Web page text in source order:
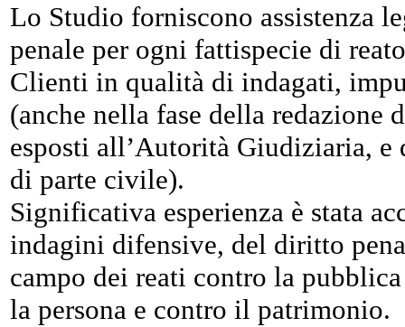
Lo Studio forniscono assistenza
penale per ogni fattispecie di
Clienti in qualità di indagati,
(anche nella fase della redazione
esposti all’Autorità Giudiziaria, e
di parte civile).
Significativa esperienza è stata
indagini difensive, del diritto
campo dei reati contro la
la persona e contro il patrimonio.